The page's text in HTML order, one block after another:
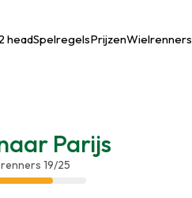
headSpelregelsPrijzenWielrenners
Parijs
19/25